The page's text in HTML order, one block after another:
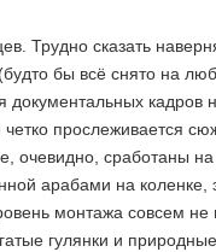
Трудно сказать
бы всё снято на
кадров
прослеживается
очевидно, сработаны
арабами на коленке,
монтажа совсем не
гулянки и